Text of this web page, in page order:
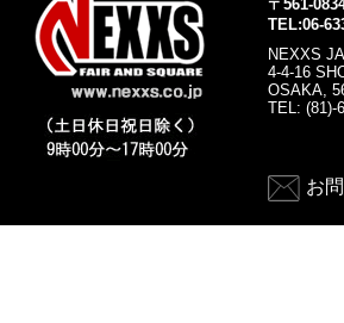
〒561-
TEL:06-
NEXXS
4-4-16
OSAKA,
TEL: (81)-
お